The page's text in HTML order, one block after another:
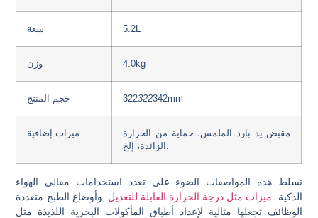
سعة 5.2L
وزن 4.0kg
حجم المنتج 322322342mm
ميزات إضافية
مقبض يد بارد الملمس، حماية من الحرارة
تسلط هذه المواصفات الضوء على تعدد استخدامات مقالي الهواء
الذكية. ميزات مثل درجة الحرارة القابلة للتعديل
وأوضاع الطبخ متعددة
الوظائف تجعلها مثالية لإعداد أطباق المأكولات البحرية اللذيذة مثل